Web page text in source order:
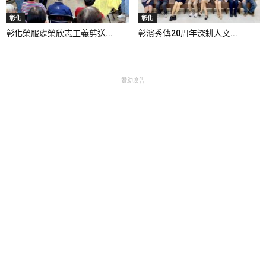
彰化
彰化榮服處榮欣志工義剪送...
彰化
彰濱秀傳20周年深耕人文...
- 贊助廣告 -